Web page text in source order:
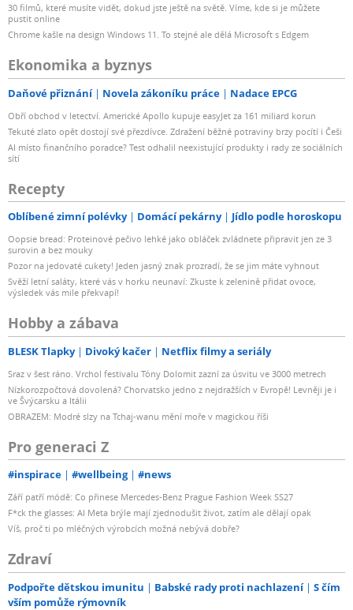
30 filmů, které musíte vidět, dokud jste ještě na světě. Víme, kde si je můžete
pustit online
Chrome kašle na design Windows 11. To stejné ale dělá Microsoft s Edgem
Ekonomika a byznys
Daňové přiznání Novela zákoníku práce Nadace EPCG
Obří obchod v letectví. Americké Apollo kupuje easyJet za 161 miliard korun
Tekuté zlato opět dostojí své přezdívce. Zdražení běžné potraviny brzy pocítí i Češi
AI místo finančního poradce? Test odhalil neexistující produkty i rady ze sociálních
sítí
Recepty
Oblíbené zimní polévky Domácí pekárny Jídlo podle horoskopu
Oopsie bread: Proteinové pečivo lehké jako obláček zvládnete připravit jen ze 3
surovin a bez mouky
Pozor na jedovaté cukety! Jeden jasný znak prozradí, že se jim máte vyhnout
Svěží letní saláty, které vás v horku neunaví: Zkuste k zelenině přidat ovoce,
výsledek vás mile překvapí!
Hobby a zábava
BLESK Tlapky Divoký kačer Netflix filmy a seriály
Sraz v šest ráno. Vrchol festivalu Tóny Dolomit zazní za úsvitu ve 3000 metrech
Nízkorozpočtová dovolená? Chorvatsko jedno z nejdražších v Evropě! Levněji je i
ve Švýcarsku a Itálii
OBRAZEM: Modré slzy na Tchaj-wanu mění moře v magickou říši
Pro generaci Z
#inspirace #wellbeing #news
Září patří módě: Co přinese Mercedes-Benz Prague Fashion Week SS27
F*ck the glasses: AI Meta brýle mají zjednodušit život, zatím ale dělají opak
Víš, proč ti po mléčných výrobcích možná nebývá dobře?
Zdraví
Podpořte dětskou imunitu Babské rady proti nachlazení
S čím
vším pomůže rýmovník